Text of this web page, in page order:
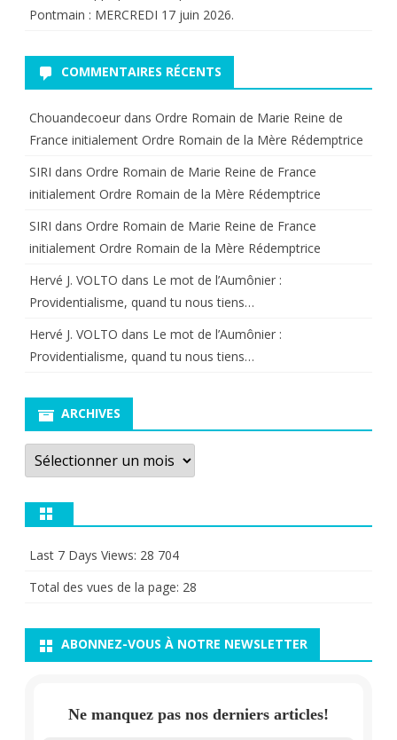
Pontmain : MERCREDI 17 juin 2026.
COMMENTAIRES RÉCENTS
Chouandecoeur dans Ordre Romain de Marie Reine de
France initialement Ordre Romain de la Mère Rédemptrice
SIRI dans Ordre Romain de Marie Reine de France
initialement Ordre Romain de la Mère Rédemptrice
SIRI dans Ordre Romain de Marie Reine de France
initialement Ordre Romain de la Mère Rédemptrice
Hervé J. VOLTO dans Le mot de l’Aumônier :
Providentialisme, quand tu nous tiens…
Hervé J. VOLTO dans Le mot de l’Aumônier :
Providentialisme, quand tu nous tiens…
ARCHIVES
Archives
Last 7 Days Views: 28 704
Total des vues de la page: 28
ABONNEZ-VOUS À NOTRE NEWSLETTER
Ne manquez pas nos derniers articles!